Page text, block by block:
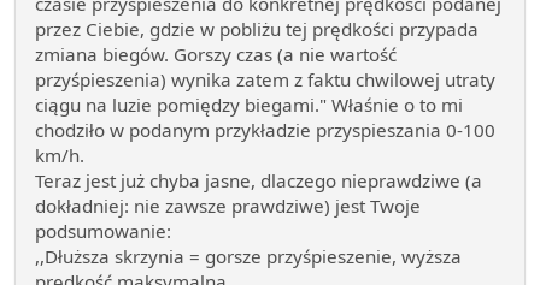
przez Ciebie, gdzie w pobliżu tej prędkości przypada
zmiana biegów. Gorszy czas (a nie wartość
przyśpieszenia) wynika zatem z faktu chwilowej utraty
ciągu na luzie pomiędzy biegami." Właśnie o to mi
chodziło w podanym przykładzie przyspieszania 0-100
km/h.
Teraz jest już chyba jasne, dlaczego nieprawdziwe (a
dokładniej: nie zawsze prawdziwe) jest Twoje
podsumowanie:
,,Dłuższa skrzynia = gorsze przyśpieszenie, wyższa